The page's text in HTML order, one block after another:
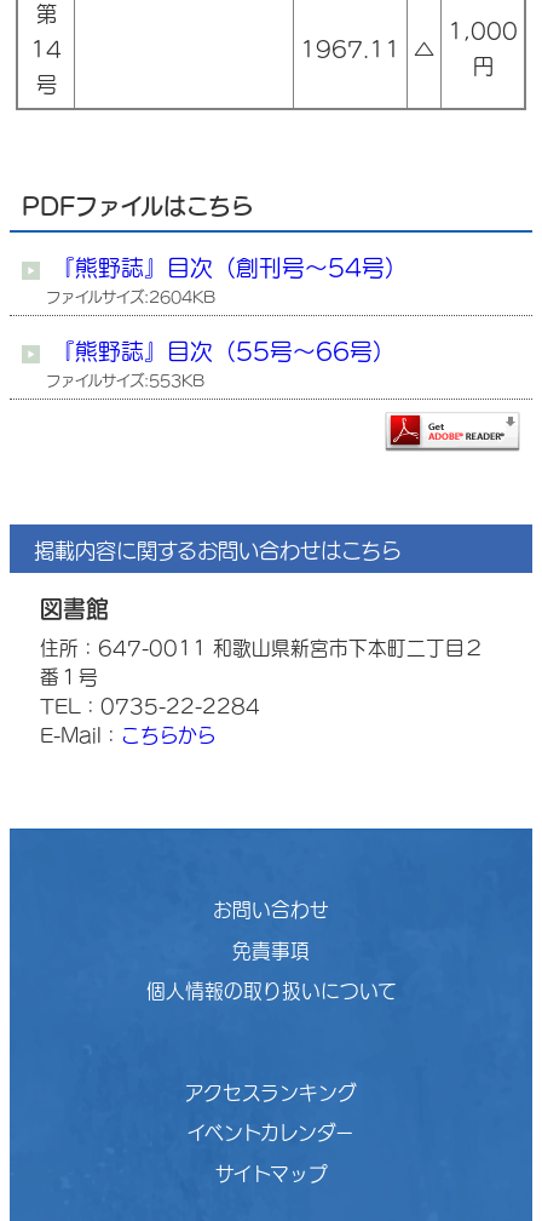
第
14
号
1967.11 △
1,000
円
PDFファイルはこちら
『熊野誌』目次（創刊号～54号）
ファイルサイズ:2604KB
『熊野誌』目次（55号～66号）
ファイルサイズ:553KB
掲載内容に関するお問い合わせはこちら
図書館
住所：647-0011 和歌山県新宮市下本町二丁目２
番１号
TEL：0735-22-2284
E-Mail： こちらから
お問い合わせ
免責事項
個人情報の取り扱いについて
アクセスランキング
イベントカレンダー
サイトマップ